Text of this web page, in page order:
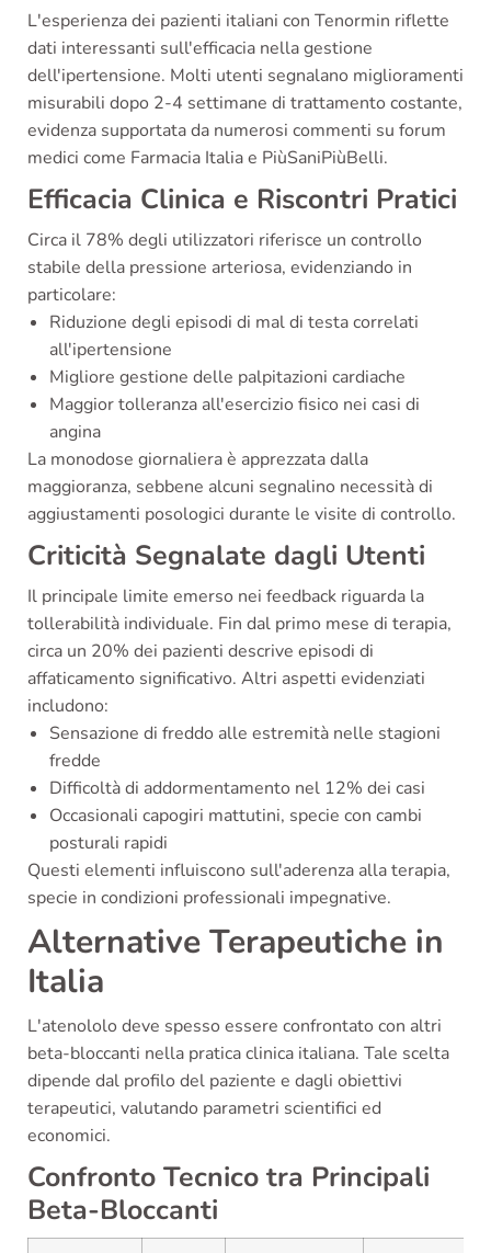
L'esperienza dei pazienti italiani con Tenormin riflette
dati interessanti sull'efficacia nella gestione
dell'ipertensione. Molti utenti segnalano miglioramenti
misurabili dopo 2-4 settimane di trattamento costante,
evidenza supportata da numerosi commenti su forum
medici come Farmacia Italia e PiùSaniPiùBelli.
Efficacia Clinica e Riscontri Pratici
Circa il 78% degli utilizzatori riferisce un controllo
stabile della pressione arteriosa, evidenziando in
particolare:
Riduzione degli episodi di mal di testa correlati
all'ipertensione
Migliore gestione delle palpitazioni cardiache
Maggior tolleranza all'esercizio fisico nei casi di
angina
La monodose giornaliera è apprezzata dalla
maggioranza, sebbene alcuni segnalino necessità di
aggiustamenti posologici durante le visite di controllo.
Criticità Segnalate dagli Utenti
Il principale limite emerso nei feedback riguarda la
tollerabilità individuale. Fin dal primo mese di terapia,
circa un 20% dei pazienti descrive episodi di
affaticamento significativo. Altri aspetti evidenziati
includono:
Sensazione di freddo alle estremità nelle stagioni
fredde
Difficoltà di addormentamento nel 12% dei casi
Occasionali capogiri mattutini, specie con cambi
posturali rapidi
Questi elementi influiscono sull'aderenza alla terapia,
specie in condizioni professionali impegnative.
Alternative Terapeutiche in
Italia
L'atenololo deve spesso essere confrontato con altri
beta-bloccanti nella pratica clinica italiana. Tale scelta
dipende dal profilo del paziente e dagli obiettivi
terapeutici, valutando parametri scientifici ed
economici.
Confronto Tecnico tra Principali
Beta-Bloccanti